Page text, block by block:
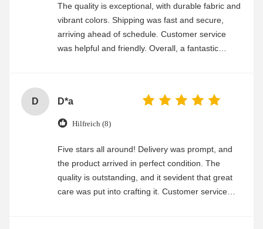
The quality is exceptional, with durable fabric and
vibrant colors. Shipping was fast and secure,
arriving ahead of schedule. Customer service
was helpful and friendly. Overall, a fantastic
D D*a
Hilfreich (8)
Five stars all around! Delivery was prompt, and
the product arrived in perfect condition. The
quality is outstanding, and it sevident that great
care was put into crafting it. Customer service